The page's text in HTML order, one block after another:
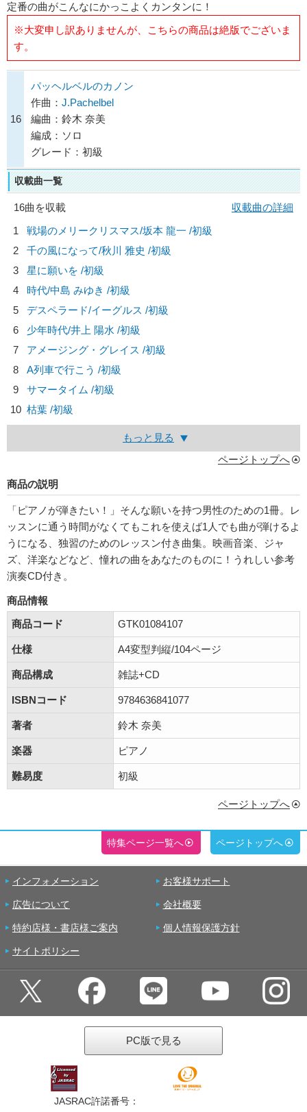
定番の曲がこんなにかっこよくカンタンに！
※大変申し訳ありませんが、こちらの商品は絶版でございま
す。
16
パッヘルベルのカノン
作曲： J.Pachelbel
編曲：鈴木 奈美
編成：ソロ
グレード：初級
収載曲一覧
16曲を収載
収載曲の詳細
1
戦場のメリークリスマス/坂本 龍一 /初級
2
千の風になって/秋川 雅史 /初級
3
星に願いを /初級
4
時代/中島 みゆき /初級
5
デスペラード/イーグルス /初級
6
少年時代/井上 陽水 /初級
7
アメージング・グレイス /初級
8
A列車で行こう /初級
9
サマータイム /初級
10 枯葉 /初級
もっと見る
ページトップへ
商品の説明
「ピアノが弾きたい！」そんな願いを持つ男性のための1冊。レ
ッスンに通う時間がなくてもこれを使えば1人でも曲が弾けるよ
うになる、独習のためのレッスン付き曲集。映画音楽、ジャ
ズ、洋楽などなど、憧れの曲をあなたのものに！うれしい参考
演奏CD付き。
商品情報
商品コード
GTK01084107
仕様 A4変型判縦/104ページ
商品構成 雑誌+CD
ISBNコード 9784636841077
著者 鈴木 奈美
楽器 ピアノ
難易度 初級
ページトップへ
特集ページ一覧へ ページトップへ
インフォメーション お客様サポート
広告について 会社概要
特約店様・書店様ご案内 個人情報保護方針
サイトポリシー
PC版で見る
JASRAC許諾番号：